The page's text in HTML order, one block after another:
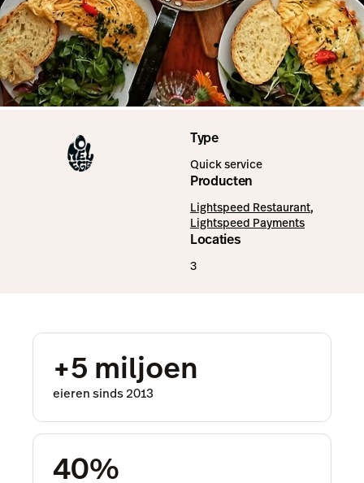
Type
Quick service
Producten
Lightspeed Restaurant,
Lightspeed Payments
Locaties
3
+5 miljoen
eieren sinds 2013
40%